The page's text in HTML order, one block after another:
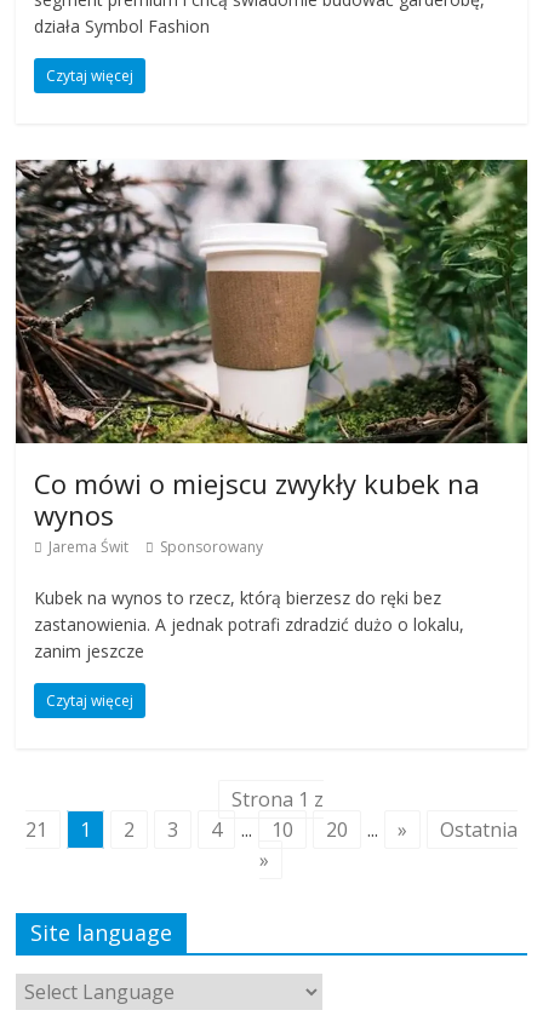
działa Symbol Fashion
Czytaj więcej
Co mówi o miejscu zwykły kubek na
wynos
Jarema Świt Sponsorowany
Kubek na wynos to rzecz, którą bierzesz do ręki bez
zastanowienia. A jednak potrafi zdradzić dużo o lokalu,
zanim jeszcze
Czytaj więcej
Strona 1 z
21
1 2 3 4 ... 10 20 ... »
Ostatnia
»
Site language